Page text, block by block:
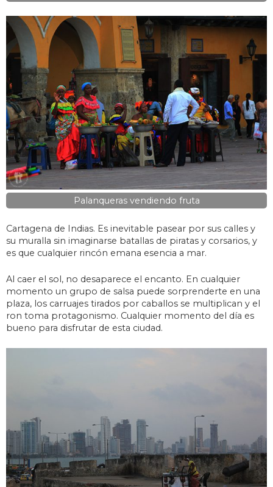
Palanqueras vendiendo fruta
Cartagena de Indias. Es inevitable pasear por sus calles y
su muralla sin imaginarse batallas de piratas y corsarios, y
es que cualquier rincón emana esencia a mar.
Al caer el sol, no desaparece el encanto. En cualquier
momento un grupo de salsa puede sorprenderte en una
plaza, los carruajes tirados por caballos se multiplican y el
ron toma protagonismo. Cualquier momento del día es
bueno para disfrutar de esta ciudad.